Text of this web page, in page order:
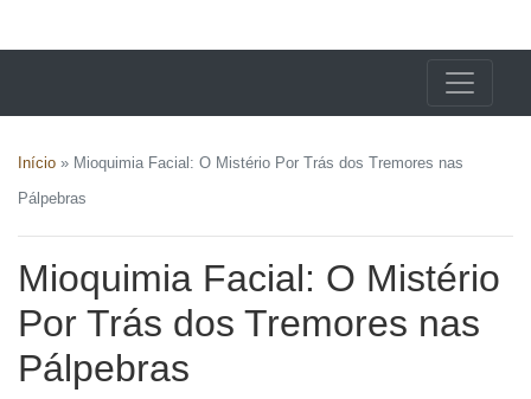
Início » Mioquimia Facial: O Mistério Por Trás dos Tremores nas
Pálpebras
Mioquimia Facial: O Mistério
Por Trás dos Tremores nas
Pálpebras